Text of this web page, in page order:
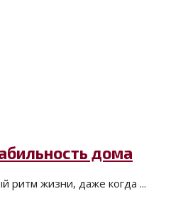
дома
ритм жизни, даже когда ...